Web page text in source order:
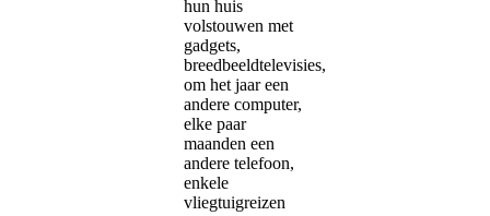
hun huis
volstouwen met
gadgets,
breedbeeldtelevisies,
om het jaar een
andere computer,
elke paar
maanden een
andere telefoon,
enkele
vliegtuigreizen